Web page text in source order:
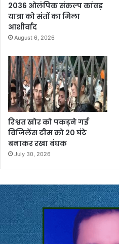
2036 ओलंपिक संकल्प कांवड़
यात्रा को संतों का मिला
आशीर्वाद
August 6, 2026
रिश्वत खोर को पकड़ने गई
विजिलेंस टीम को 20 घंटे
बनाकर रखा बंधक
July 30, 2026